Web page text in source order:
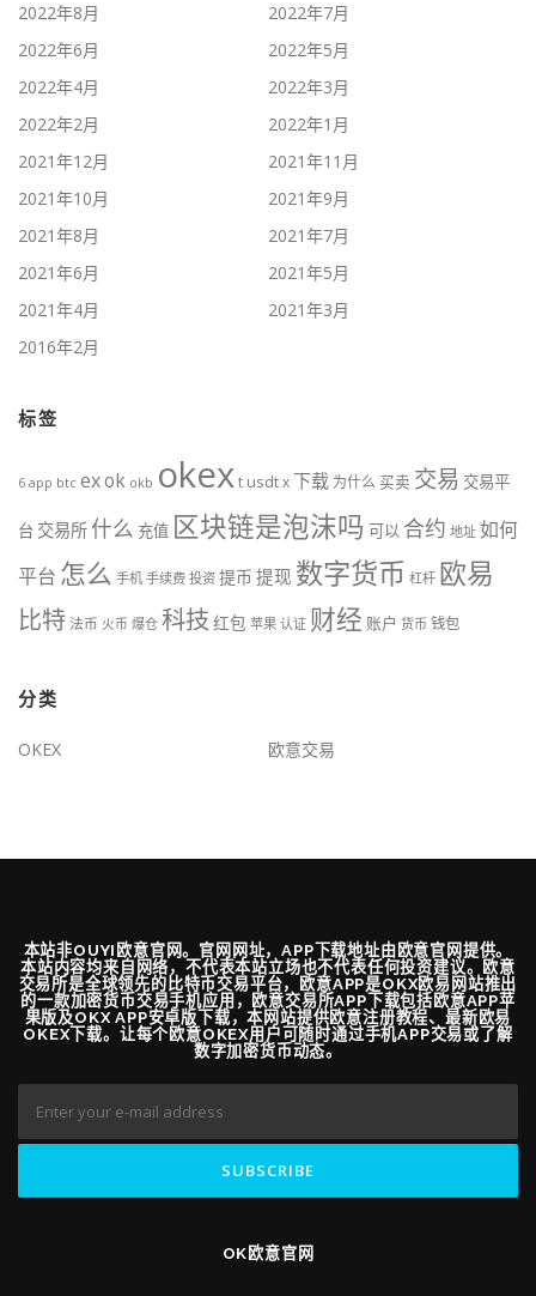
2022年8月
2022年7月
2022年6月
2022年5月
2022年4月
2022年3月
2022年2月
2022年1月
2021年12月
2021年11月
2021年10月
2021年9月
2021年8月
2021年7月
2021年6月
2021年5月
2021年4月
2021年3月
2016年2月
标签
6 app btc exok okb okext usdtx下载 为什么 买卖 交易 交易平
台 交易所 什么 充值 区块链是泡沫吗 可以 合约 地址 如何
平台 怎么 手机 手续费 投资 提币 提现 数字货币 杠杆 欧易
比特法币 火币 爆仓 科技 红包 苹果 认证 财经 账户 货币 钱包
分类
OKEX 欧意交易
本站非OUYI欧意官网。官网网址，APP下载地址由欧意官网提供。
本站内容均来自网络，不代表本站立场也不代表任何投资建议。欧意
交易所是全球领先的比特币交易平台，欧意APP是OKX欧易网站推出
的一款加密货币交易手机应用，欧意交易所APP下载包括欧意APP苹
果版及OKX APP安卓版下载，本网站提供欧意注册教程、最新欧易
OKEX下载。让每个欧意OKEX用户可随时通过手机APP交易或了解
数字加密货币动态。
OK欧意官网